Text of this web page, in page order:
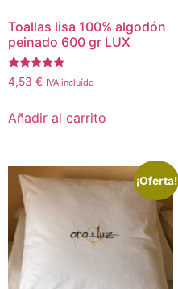
Toallas lisa 100% algodón
peinado 600 gr LUX
Valorado
con
4,53 € IVA incluído
Añadir al carrito
¡Oferta!